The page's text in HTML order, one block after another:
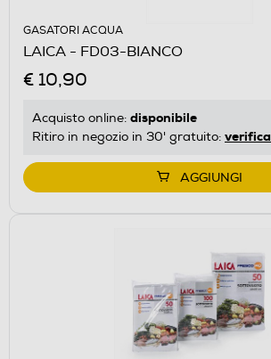
GASATORI ACQUA
LAICA - FD03-BIANCO
€ 10,90
Acquisto online: disponibile
Ritiro in negozio in 30' gratuito: verifica
AGGIUNGI